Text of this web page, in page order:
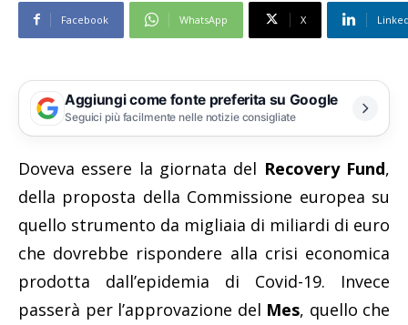
Facebook WhatsApp X
Aggiungi come fonte preferita su Google
Seguici più facilmente nelle notizie consigliate
Doveva essere la giornata del Recovery Fund,
della proposta della Commissione europea su
quello strumento da migliaia di miliardi di euro
che dovrebbe rispondere alla crisi economica
prodotta dall’epidemia di Covid-19. Invece
passerà per l’approvazione del Mes, quello che